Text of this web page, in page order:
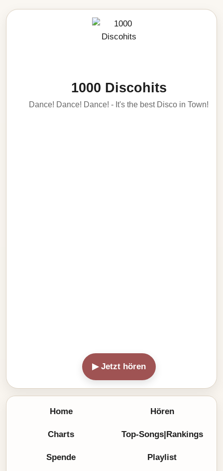
1000 Discohits
Dance! Dance! Dance! - It's the best Disco in Town!
▶ Jetzt hören
Home Hören
Charts Top-Songs|Rankings
Spende Playlist